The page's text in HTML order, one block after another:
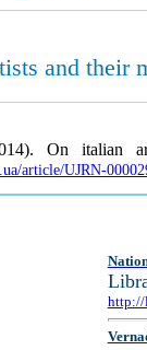
and their
On italian
article/UJRN-
http://